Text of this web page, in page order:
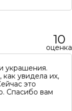
украшения.
увидела их,
это
Спасибо вам
10
оценка